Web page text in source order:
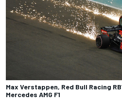
Max Verstappen, Red Bull Racing
Mercedes AMG F1